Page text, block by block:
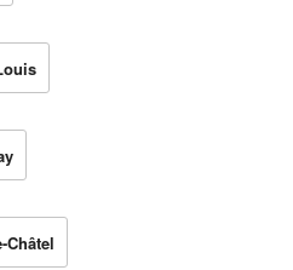
Châtel